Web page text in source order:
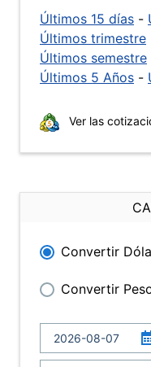
Últimos 15 días -
Últimos trimestre
Últimos semestre
Últimos 5 Años -
Ver las
Convertir
Convertir